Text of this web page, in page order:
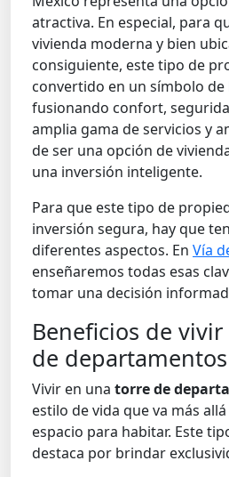
atractiva. En especial, para
vivienda moderna y bien
consiguiente, este tipo de
convertido en un símbolo
fusionando confort,
amplia gama de servicios y
de ser una opción de
una inversión inteligente.
Para que este tipo de
inversión segura, hay que
diferentes aspectos. En Vía
enseñaremos todas esas
tomar una decisión
Beneficios de
de departamentos
Vivir en una torre de
estilo de vida que va más
espacio para habitar. Este
destaca por brindar